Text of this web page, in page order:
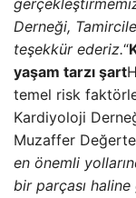
Derneği,
teşekkür ederiz.“
yaşam tarzı şart
temel risk
Kardiyoloji
Muzaffer
en önemli
bir parçası